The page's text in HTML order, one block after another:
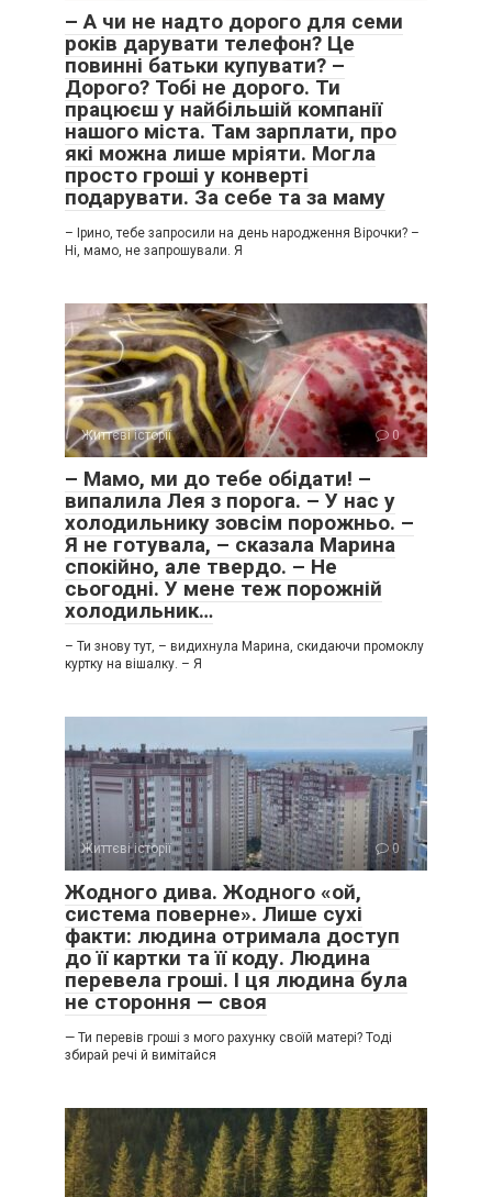
– А чи не надто дорого для семи
років дарувати телефон? Це
повинні батьки купувати? –
Дорого? Тобі не дорого. Ти
працюєш у найбільшій компанії
нашого міста. Там зарплати, про
які можна лише мріяти. Могла
просто гроші у конверті
подарувати. За себе та за маму
– Ірино, тебе запросили на день народження Вірочки? –
Ні, мамо, не запрошували. Я
Життєві історії 0
– Мамо, ми до тебе обідати! –
випалила Лея з порога. – У нас у
холодильнику зовсім порожньо. –
Я не готувала, – сказала Марина
спокійно, але твердо. – Не
сьогодні. У мене теж порожній
холодильник…
– Ти знову тут, – видихнула Марина, скидаючи промоклу
куртку на вішалку. – Я
Життєві історії 0
Жодного дива. Жодного «ой,
система поверне». Лише сухі
факти: людина отримала доступ
до її картки та її коду. Людина
перевела гроші. І ця людина була
не стороння — своя
— Ти перевів гроші з мого рахунку своїй матері? Тоді
збирай речі й вимітайся